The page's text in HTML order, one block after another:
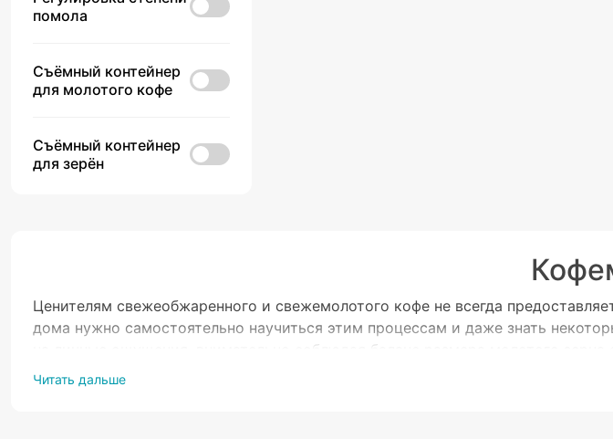
помола
Съёмный контейнер
для молотого кофе
Съёмный контейнер
для зерён
Ценителям свежеобжаренного и свежемолотого кофе не всегда
дома нужно самостоятельно научиться этим процессам и даже знать
на личные ощущения, внимательно соблюдая баланс размера молотого
кофе и для каждого нужен определенного размера помол, который
Читать дальше